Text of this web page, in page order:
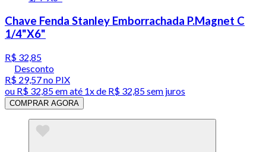
Chave Fenda Stanley Emborrachada P.Magnet C
1/4"X6"
R$ 32,85
Desconto
R$ 29,57no PIX
ou R$ 32,85em até 1x de R$ 32,85sem juros
COMPRAR AGORA